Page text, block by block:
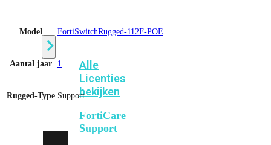
Licentie
Alle
Licenties
bekijken
FortiCare
Support
Model FortiSwitchRugged-112F-POE
Aantal jaar 1
Rugged-Type Support